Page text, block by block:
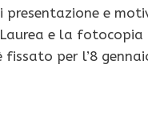
e
e la
per l’8